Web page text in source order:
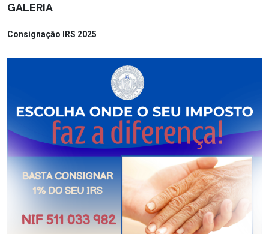
GALERIA
Consignação IRS 2025